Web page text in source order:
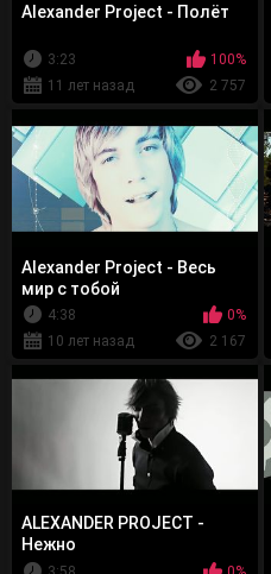
Alexander Project - Полёт
3:23
100%
11 лет назад
2 757
Alexander Project - Весь
мир с тобой
4:38
0%
10 лет назад
2 167
ALEXANDER PROJECT -
Нежно